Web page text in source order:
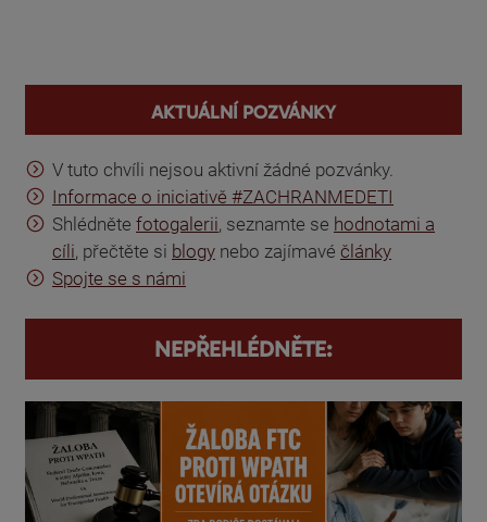
AKTUÁLNÍ POZVÁNKY
V tuto chvíli nejsou aktivní žádné pozvánky.
Informace o iniciativě #ZACHRANMEDETI
Shlédněte fotogalerii, seznamte se hodnotami a
cíli, přečtěte si blogy nebo zajímavé články
Spojte se s námi
NEPŘEHLÉDNĚTE: